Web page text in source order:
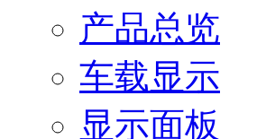
产品总览
车载显示
显示面板